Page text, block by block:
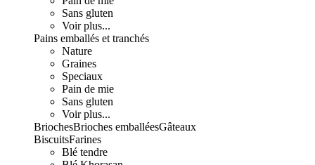
Sans gluten
Voir plus...
Pains emballés et tranchés
Nature
Graines
Speciaux
Pain de mie
Sans gluten
Voir plus...
BriochesBrioches emballéesGâteaux
BiscuitsFarines
Blé tendre